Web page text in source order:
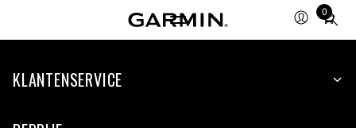
0
Total
items
cart:
KLANTENSERVICE